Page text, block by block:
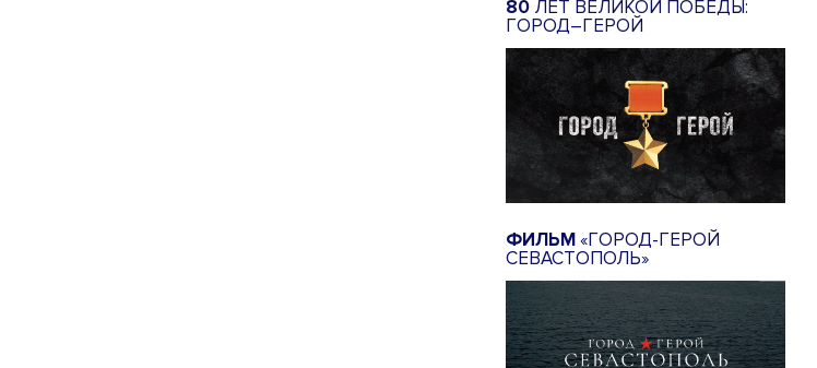
80 ЛЕТ ВЕЛИКОЙ ПОБЕДЫ:
ГОРОД–ГЕРОЙ
ФИЛЬМ«ГОРОД-ГЕРОЙ
СЕВАСТОПОЛЬ»